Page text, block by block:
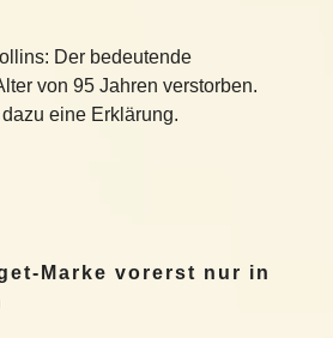
Der bedeutende
von 95 Jahren verstorben.
eine Erklärung.
Marke vorerst nur in